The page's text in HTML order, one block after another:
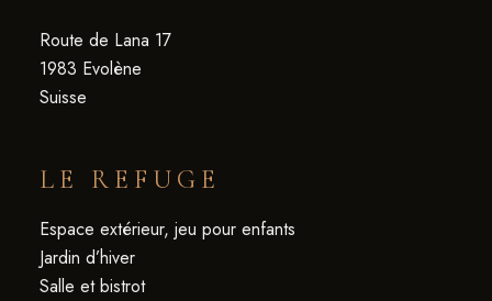
Route de Lana 17
1983 Evolène
Suisse
LE REFUGE
Espace extérieur, jeu pour enfants
Jardin d’hiver
Salle et bistrot